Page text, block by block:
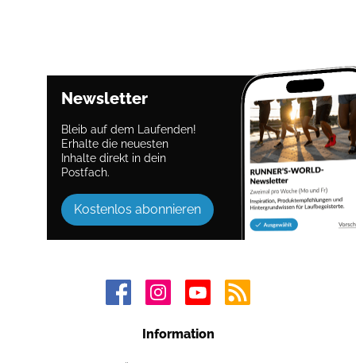
Newsletter
Bleib auf dem Laufenden!
Erhalte die neuesten
Inhalte direkt in dein
Postfach.
Kostenlos abonnieren
Information